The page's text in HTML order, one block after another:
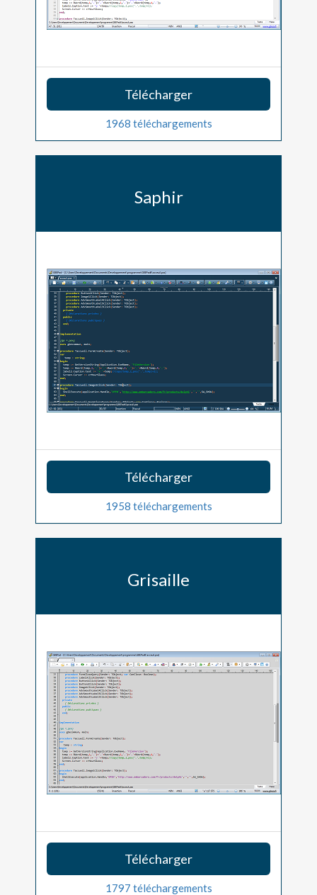
Télécharger
1968 téléchargements
Saphir
Télécharger
1958 téléchargements
Grisaille
Télécharger
1797 téléchargements